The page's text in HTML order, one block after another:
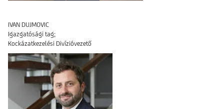
IVAN DUJMOVIC
Igazgatósági tag;
Kockázatkezelési Divízióvezető